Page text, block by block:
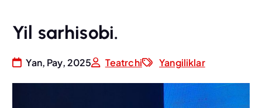
Yil sarhisobi.
Yan, Pay, 2025 Teatrchi Yangiliklar